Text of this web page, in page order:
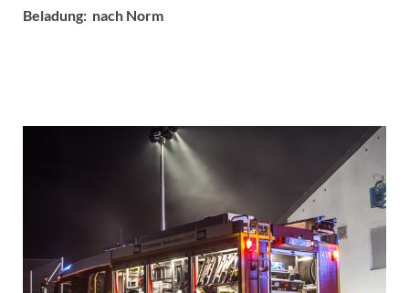
Beladung: nach Norm